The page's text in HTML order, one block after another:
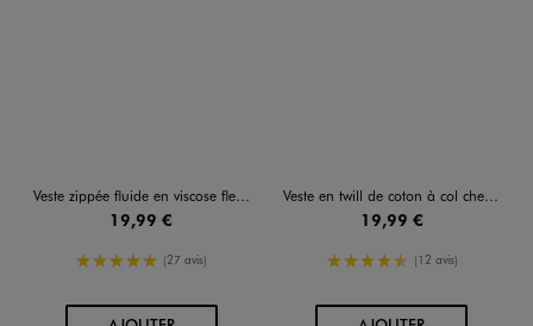
Veste zippée fluide en viscose fleurie fille
19,99 €
5/5 de moyenne
(27 avis)
Veste en twill de coton à col chemise et poches plaquées fille
19,99 €
4.5/5 de moyenne
(12 avis)